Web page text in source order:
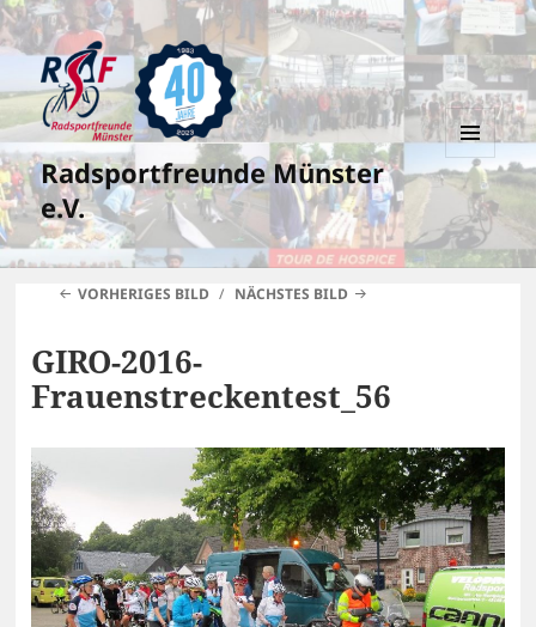
Radsportfreunde Münster
e.V.
MENÜ
UND
WIDGETS
VORHERIGES BILD NÄCHSTES BILD
GIRO-2016-
Frauenstreckentest_56